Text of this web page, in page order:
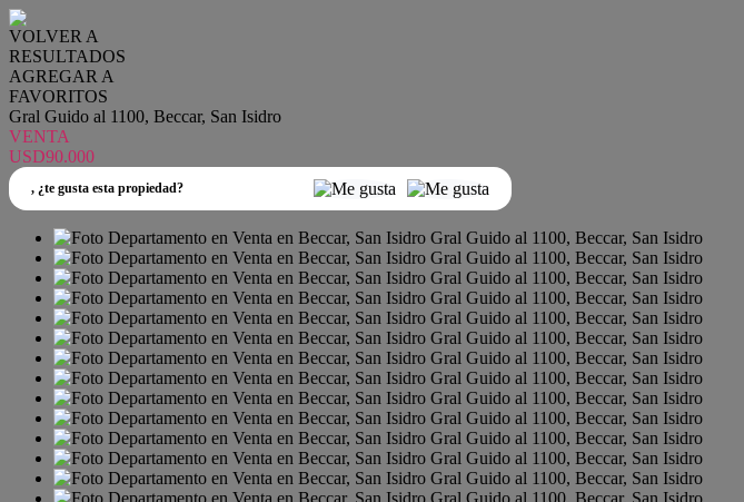
VOLVER A
RESULTADOS
AGREGAR A
FAVORITOS
Gral Guido al 1100, Beccar, San Isidro
VENTA
USD90.000
, ¿te gusta esta propiedad?